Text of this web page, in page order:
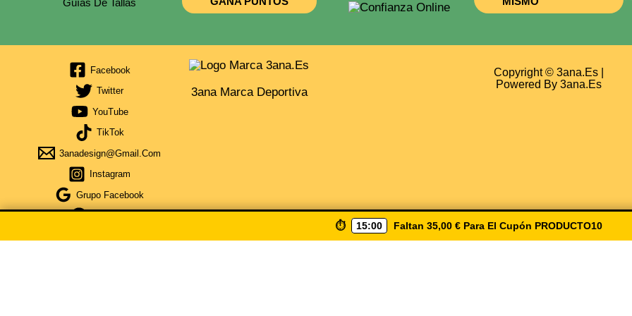
Facebook
Twitter
YouTube
TikTok
3anadesign@gmail.com
Instagram
Grupo Facebook
3ana Marca Deportiva
Copyright © 3ana.es |
Powered By 3ana.es
⏱️ 15:00 Faltan 35,00 € Para El Cupón PRODUCTO10